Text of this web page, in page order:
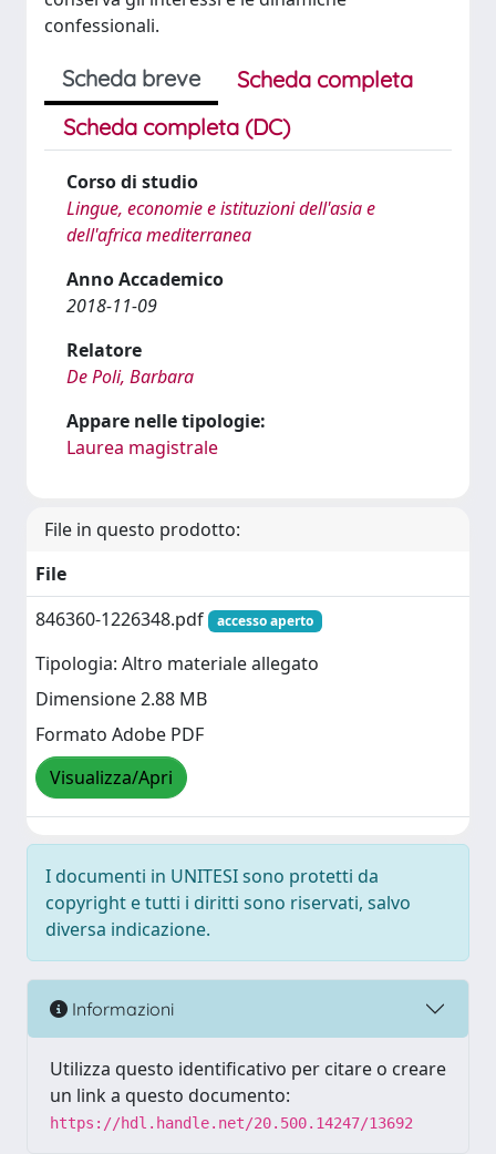
confessionali.
Scheda breve
Scheda completa
Scheda completa (DC)
Corso di studio
Lingue, economie e istituzioni dell'asia e
dell'africa mediterranea
Anno Accademico
2018-11-09
Relatore
De Poli, Barbara
Appare nelle tipologie:
Laurea magistrale
File in questo prodotto:
File
846360-1226348.pdf
accesso aperto
Tipologia: Altro materiale allegato
Dimensione 2.88 MB
Formato Adobe PDF
Visualizza/Apri
I documenti in UNITESI sono protetti da
copyright e tutti i diritti sono riservati, salvo
diversa indicazione.
Informazioni
Utilizza questo identificativo per citare o creare
un link a questo documento:
https://hdl.handle.net/20.500.14247/13692